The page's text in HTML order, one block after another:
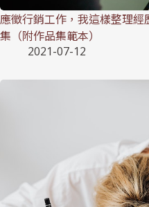
應徵行銷工作，我這樣整理
集（附作品集範本）
2021-07-12